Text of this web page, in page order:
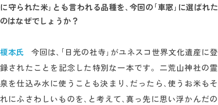
に守られた米｣とも言われる品種を､今回の｢車窓｣に選ばれた
のはなぜでしょうか？
榎本氏 今回は､｢日光の社寺｣がユネスコ世界文化遺産に登
録されたことを記念した特別な一本です。二荒山神社の霊
泉を仕込み水に使うことも決まり､だったら､使うお米もそ
れにふさわしいものを､と考えて､真っ先に思い浮かんだの